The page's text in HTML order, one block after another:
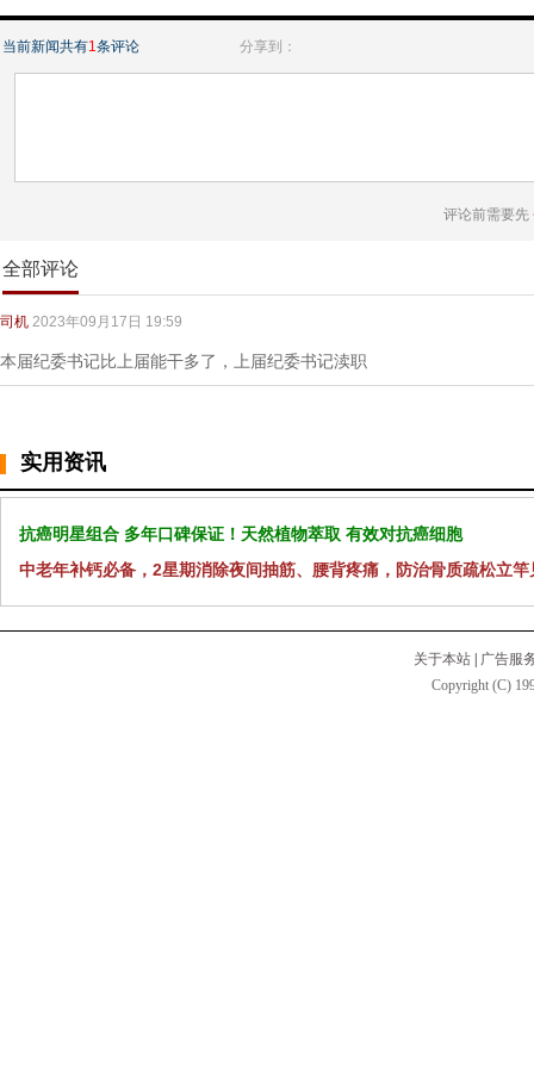
当前新闻共有1条评论 分享到：
评论前需要先
全部评论
司机 2023年09月17日 19:59
本届纪委书记比上届能干多了，上届纪委书记渎职
实用资讯
抗癌明星组合 多年口碑保证！天然植物萃取 有效对抗癌细胞
中老年补钙必备，2星期消除夜间抽筋、腰背疼痛，防治骨质疏松立竿
关于本站
广告服
Copyright (C)